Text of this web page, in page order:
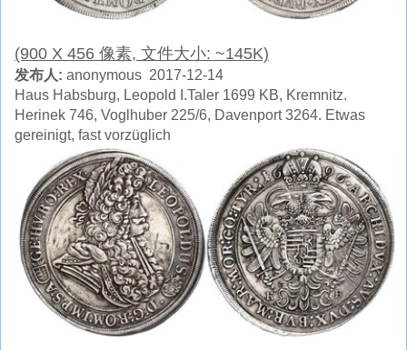
(900 X 456 像素, 文件大小: ~145K)
发布人: anonymous 2017-12-14
Haus Habsburg, Leopold I.Taler 1699 KB, Kremnitz.
Herinek 746, Voglhuber 225/6, Davenport 3264. Etwas
gereinigt, fast vorzüglich